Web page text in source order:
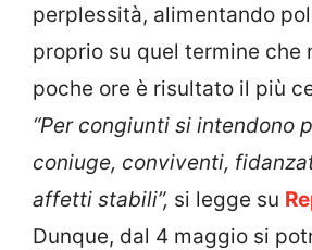
perplessità, alimentando
proprio su quel termine che
poche ore è risultato il più
“Per congiunti si intendono
coniuge, conviventi,
affetti stabili”, si legge su
Dunque, dal 4 maggio si